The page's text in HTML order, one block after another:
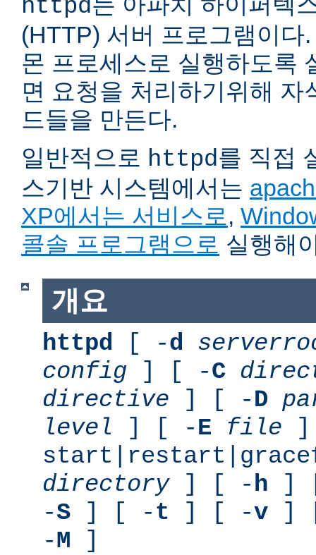
httpd
(HTTP) 서버 프로그램이다
몬 프로세스로 실행하도록
면 요청을 처리하기위해 자
드들을 만든다.
일반적으로 httpd를 직접
스기반 시스템에서는
XP에서는 서비스로 ,
콜솔 프로그램으로 실행해
개요
httpd [ -d
config ] [ -C
directive ] [ -D
level ] [ -E file
directory] [ -h ]
-S ] [ -t ] [ -v ]
-M ]